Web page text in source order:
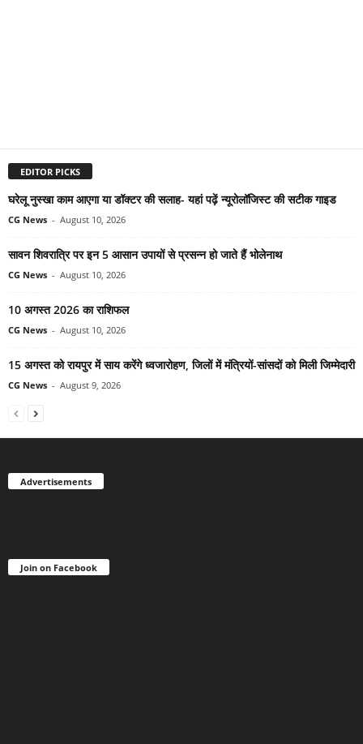
EDITOR PICKS
घरेलू नुस्खा काम आएगा या डॉक्टर की सलाह- यहां पढ़ें न्यूरोलॉजिस्ट की सटीक गाइड
CG News - August 10, 2026
सावन शिवरात्रि पर इन 5 आसान उपायों से प्रसन्न हो जाते हैं भोलेनाथ
CG News - August 10, 2026
10 अगस्त 2026 का राशिफल
CG News - August 10, 2026
15 अगस्त को रायपुर में साय करेंगे ध्वजारोहण, जिलों में मंत्रियों-सांसदों को मिली जिम्मेदारी
CG News - August 9, 2026
Advertisements
Join on Facebook